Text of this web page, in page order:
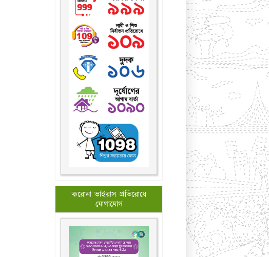
করোনা ভাইরাস প্রতিরোধে
যোগাযোগ